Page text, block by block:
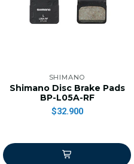
SHIMANO
Shimano Disc Brake Pads
BP-L05A-RF
$32.900